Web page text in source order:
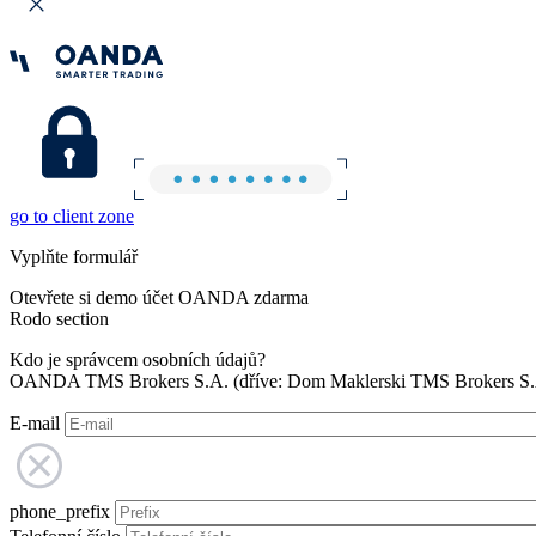
go to client zone
Vyplňte formulář
Otevřete si demo účet OANDA zdarma
Rodo section
Kdo je správcem osobních údajů?
OANDA TMS Brokers S.A. (dříve: Dom Maklerski TMS Brokers
E-mail
phone_prefix